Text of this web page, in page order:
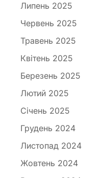
Липень 2025
Червень 2025
Травень 2025
Квітень 2025
Березень 2025
Лютий 2025
Січень 2025
Грудень 2024
Листопад 2024
Жовтень 2024